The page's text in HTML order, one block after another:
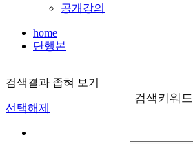
공개강의
home
단행본
검색결과 좁혀 보기
선택해제
검색키워드